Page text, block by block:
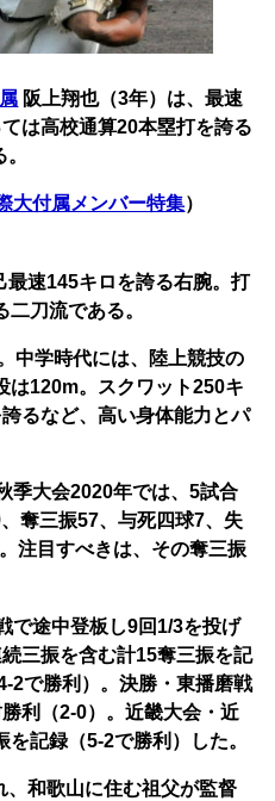
阪上翔也（3年）は、最速
は高校通算20本塁打を誇る
大付属メンバー特集）
最速145キロを誇る右腕。打
刀流である。
中学時代には、陸上競技の
は120m。スクワット250キ
るなど、高い身体能力とパ
季大会2020年では、5試合
奪三振57、与死四球7、失
注目すべきは、その奪三振
で途中登板し9回1/3を投げ
三振を含む計15奪三振を記
2で勝利）。決勝・東播磨戦
利（2-0）。近畿大会・近
記録（5-2で勝利）した。
、和歌山に住む祖父が監督